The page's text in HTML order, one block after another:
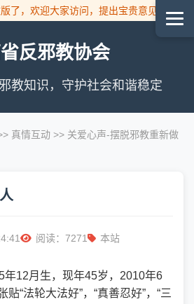
了，欢迎大家访问，提出宝贵意见！
反邪教协会
教知识，守护社会和谐稳定
真情互动 >> 关爱心声-摆脱邪教重新做
阅读：7271 本站
12月生，现年45岁，2010年6
“法轮大法好”，“真善忍好”，“三